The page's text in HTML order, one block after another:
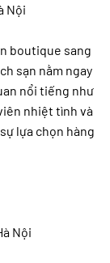
Nội
boutique sang
sạn nằm ngay
nổi tiếng như
nhiệt tình và
lựa chọn hàng
Nội